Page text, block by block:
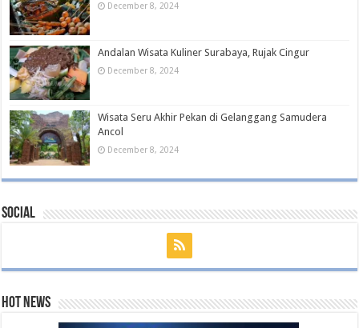
December 8, 2024
Andalan Wisata Kuliner Surabaya, Rujak Cingur
December 8, 2024
Wisata Seru Akhir Pekan di Gelanggang Samudera
Ancol
December 8, 2024
Social
Hot News